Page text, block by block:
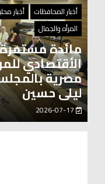
أخبار المحافظات
أخبار
المرأه والجمال
مائدة
الأقتصادي
مصرية
ليلى حسين
2026-07-17